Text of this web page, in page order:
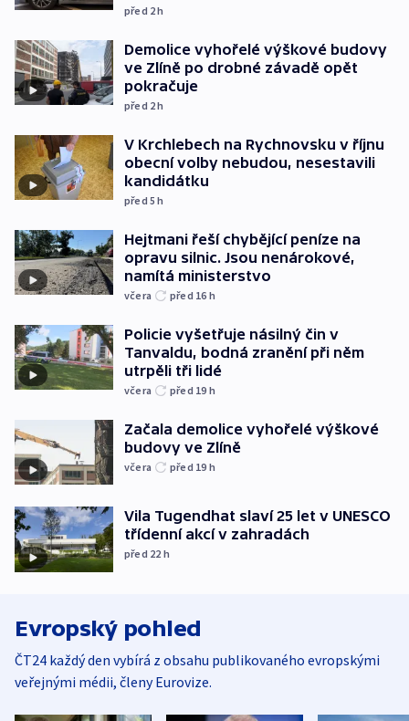
před 2h
Demolice vyhořelé výškové budovy
ve Zlíně po drobné závadě opět
pokračuje
před 2h
V Krchlebech na Rychnovsku v říjnu
obecní volby nebudou, nesestavili
kandidátku
před 5h
Hejtmani řeší chybějící peníze na
opravu silnic. Jsou nenárokové,
namítá ministerstvo
včera před 16 h
Policie vyšetřuje násilný čin v
Tanvaldu, bodná zranění při něm
utrpěli tři lidé
včera před 19 h
Začala demolice vyhořelé výškové
budovy ve Zlíně
včera před 19 h
Vila Tugendhat slaví 25 let v UNESCO
třídenní akcí v zahradách
před 22 h
Evropský pohled
ČT24 každý den vybírá z obsahu publikovaného evropskými
veřejnými médii, členy Eurovize.